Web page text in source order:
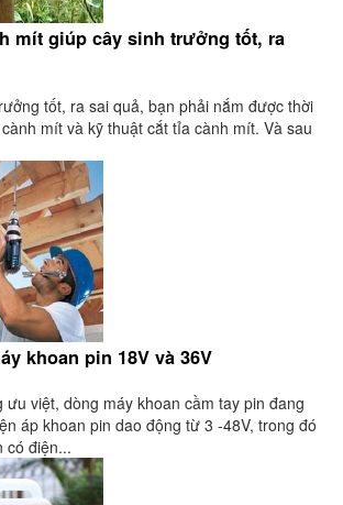
mít giúp cây sinh trưởng tốt, ra
tốt, ra sai quả, bạn phải nắm được thời
mít và kỹ thuật cắt tỉa cành mít. Và sau
khoan pin 18V và 36V
việt, dòng máy khoan cầm tay pin đang
áp khoan pin dao động từ 3 -48V, trong đó
có điện...